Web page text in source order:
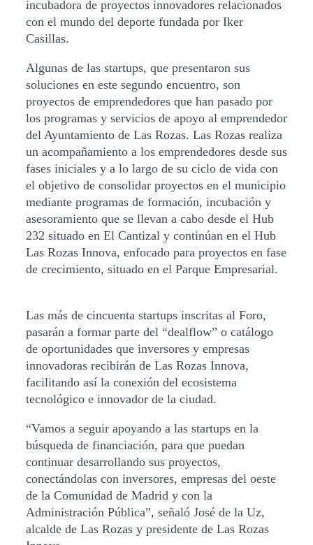
incubadora de proyectos innovadores relacionados
con el mundo del deporte fundada por Iker
Casillas.
Algunas de las startups, que presentaron sus
soluciones en este segundo encuentro, son
proyectos de emprendedores que han pasado por
los programas y servicios de apoyo al emprendedor
del Ayuntamiento de Las Rozas. Las Rozas realiza
un acompañamiento a los emprendedores desde sus
fases iniciales y a lo largo de su ciclo de vida con
el objetivo de consolidar proyectos en el municipio
mediante programas de formación, incubación y
asesoramiento que se llevan a cabo desde el Hub
232 situado en El Cantizal y continúan en el Hub
Las Rozas Innova, enfocado para proyectos en fase
de crecimiento, situado en el Parque Empresarial.
Las más de cincuenta startups inscritas al Foro,
pasarán a formar parte del “dealflow” o catálogo
de oportunidades que inversores y empresas
innovadoras recibirán de Las Rozas Innova,
facilitando así la conexión del ecosistema
tecnológico e innovador de la ciudad.
“Vamos a seguir apoyando a las startups en la
búsqueda de financiación, para que puedan
continuar desarrollando sus proyectos,
conectándolas con inversores, empresas del oeste
de la Comunidad de Madrid y con la
Administración Pública”, señaló José de la Uz,
alcalde de Las Rozas y presidente de Las Rozas